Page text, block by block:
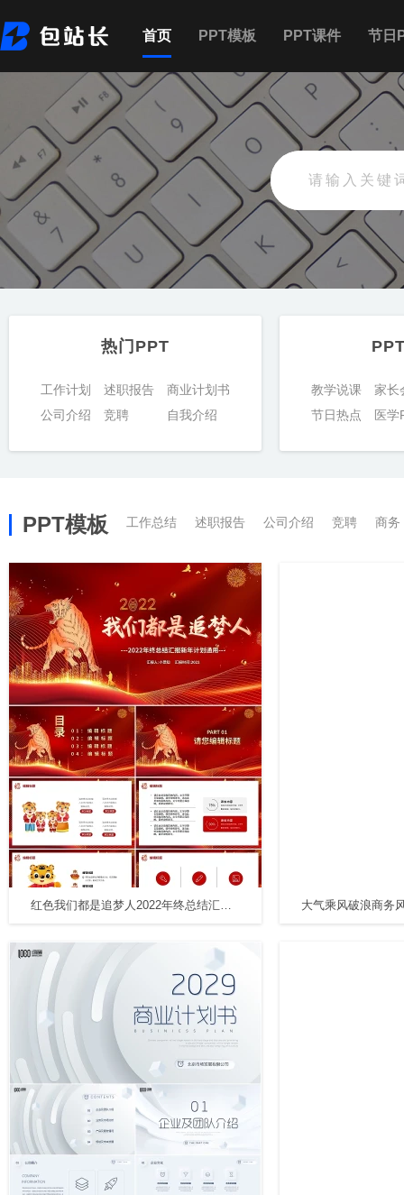
首页 PPT模板 PPT课件 节日
热门PPT
工作计划 述职报告
商业计划书
公司介绍
竞聘 自我介绍
教学说课
家长
节日热点
医学
PPT模板 工作总结 述职报告 公司介绍 竞聘 商务
红色我们都是追梦人2022年终总结汇报新年计划通用PPT模板